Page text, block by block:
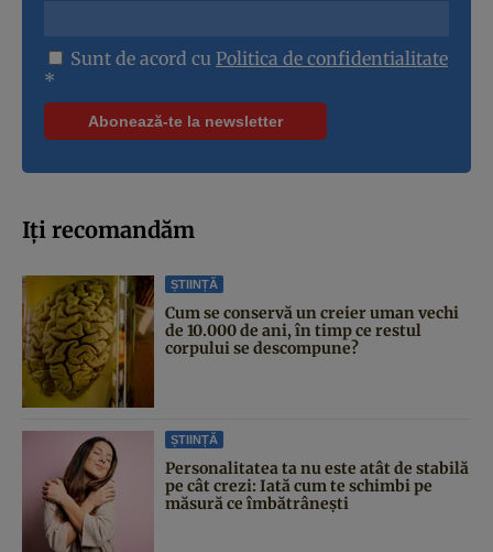
Sunt de acord cu Politica de confidentialitate
*
Iți recomandăm
ȘTIINȚĂ
Cum se conservă un creier uman vechi
de 10.000 de ani, în timp ce restul
corpului se descompune?
ȘTIINȚĂ
Personalitatea ta nu este atât de stabilă
pe cât crezi: Iată cum te schimbi pe
măsură ce îmbătrânești